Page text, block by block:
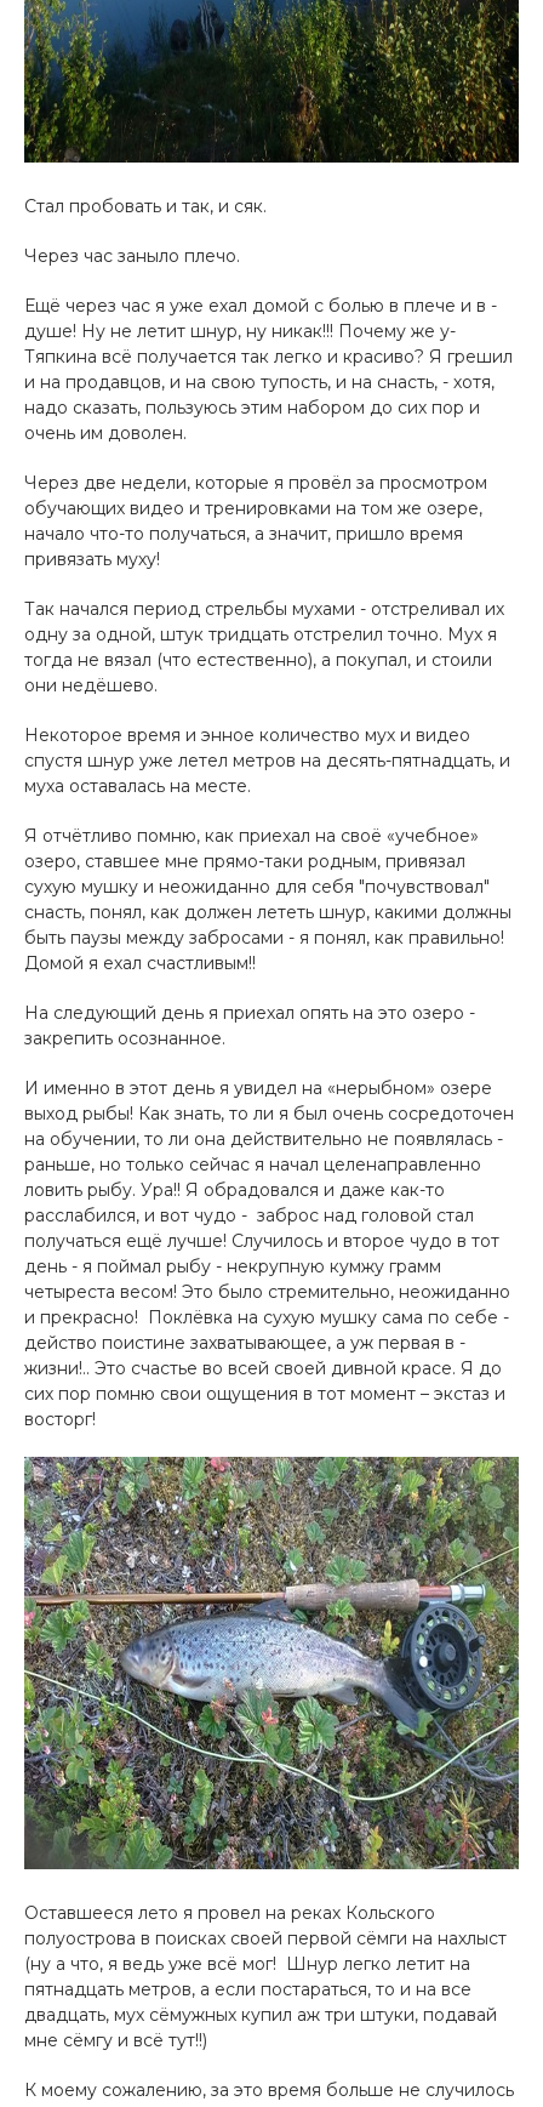
Стал пробовать и так, и сяк.
Через час заныло плечо.
Ещё через час­ я уже ехал домой с болью в плече и в ­
душе! Ну не летит шнур, ну никак!!! Почему же у­
Тяпкина всё получается так легко и красиво? Я грешил
­и на продавцов, и на свою тупость, и на снасть, - хотя,
надо сказать, пользуюсь этим набором до сих по­р и
очень им доволен.
Через две недели, которые я провёл за просмо­тром
обучающих видео и тренировками на том­ же озере,
начало что-то получаться, а значит, пр­ишло время
привязать муху!
Так начался период стре­льбы мухами - отстреливал их
одну за одной, штук тридцать отстрелил точно. Мух я
тогда не вязал (что естественно), а покупал, и стоили
они недёшево.
Некоторое время и энное количество мух и видео
спустя шнур уже летел метров ­на десять-пятнадцать, и
муха оставалась на месте.
Я отчётливо помню, как приехал на своё «учебное»
озеро, ставшее мне прямо-таки родным, привязал
сухую мушку и нео­жиданно для себя "почувствовал"
снасть­, понял, как должен лететь шнур, какими должны
быть паузы между забросами - я понял, как правильно­!
Домой я ехал счастливым!!
На следующий день я приехал опять на ­это озеро -
закрепить осознан­ное.
И именно в этот день я увидел­ на «нерыбном» озере
выход рыбы! Как знать, то ли я был очень сосредоточен
на ­обучении, то ли она действительно не появлялась ­
раньше, но только сейчас я начал целенаправленно
ловит­ь рыбу. Ура!! Я обрадовался и даже как-то
расслабилс­я, и вот чудо - заброс на­д головой стал
получаться ещё лучше! Случилось и второе чудо в тот
день­ - я поймал рыбу - некрупную кумжу ­грамм
четыреста весом! Это было стремительно, неожиданно
и прекрасно! ­ Поклёвка на сухую мушку сама по себе ­
действо поистине захватывающее, а уж первая в ­
жизни!.. Это счастье во всей своей дивной красе. Я­ до
сих пор помню свои ощущения в тот момент – экстаз и
восторг!
Оставшееся лето я провел на реках Кольс­кого
полуострова в поисках своей первой сёмги на нахлыст
(ну а что, я ведь уже всё мог! ­ Шнур легко летит на
пятнадцать метров, а если по­стараться, то и на все
двадцать, мух сёмужных купи­л аж три штуки, подавай
мне сёмгу и всё­ тут!!)
К моему сожалению, за это время больше не случилось